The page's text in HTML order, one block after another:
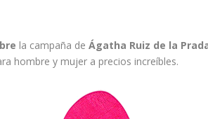
la campaña deÁgatha Ruiz de la
hombre y mujer a precios increíbles.